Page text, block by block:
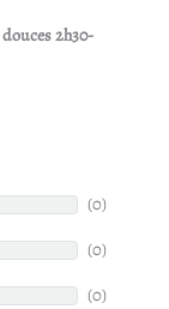
2h30-
(0)
(0)
(0)